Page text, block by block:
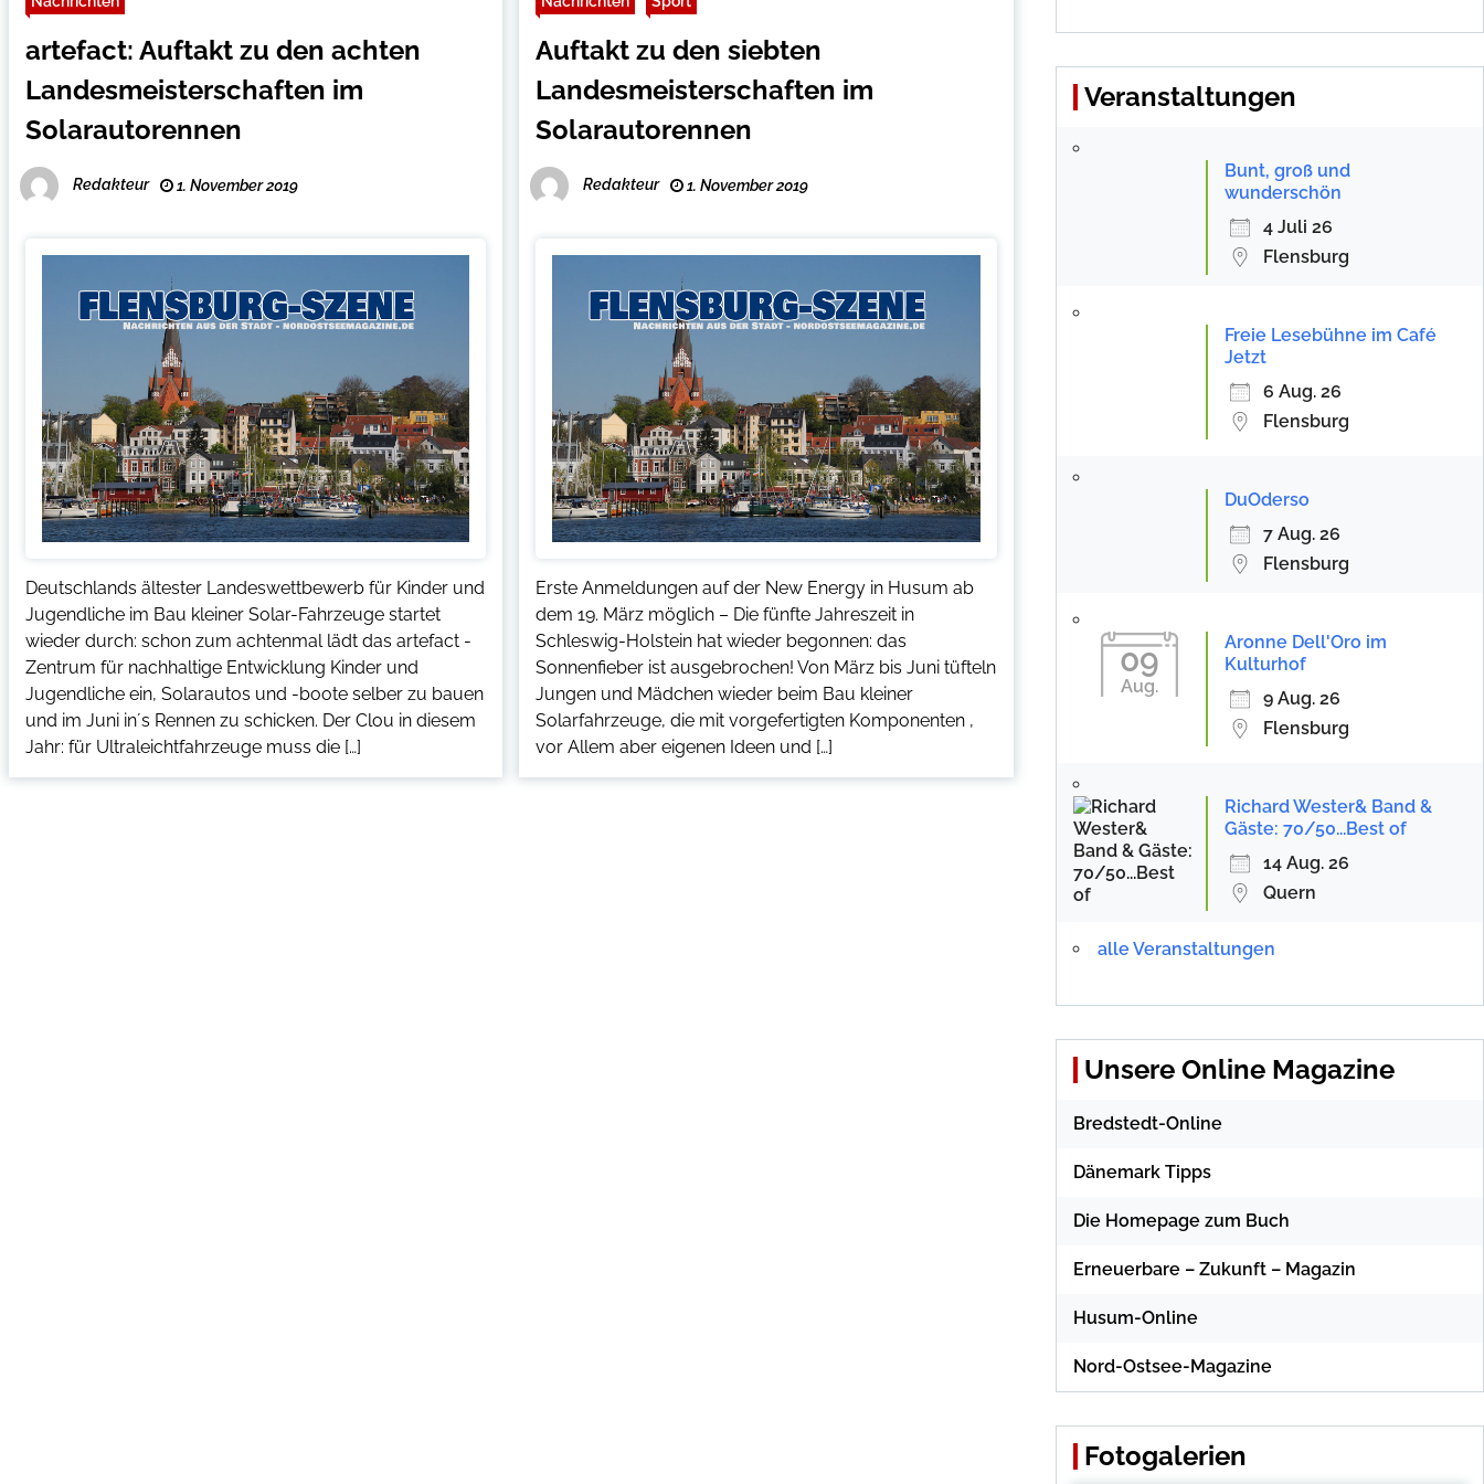
artefact: Auftakt zu den achten
Landesmeisterschaften im
Solarautorennen
Redakteur 1. November 2019
Deutschlands ältester Landeswettbewerb für Kinder und
Jugendliche im Bau kleiner Solar-Fahrzeuge startet
wieder durch: schon zum achtenmal lädt das artefact -
Zentrum für nachhaltige Entwicklung Kinder und
Jugendliche ein, Solarautos und -boote selber zu bauen
und im Juni in´s Rennen zu schicken. Der Clou in diesem
Jahr: für Ultraleichtfahrzeuge muss die […]
Auftakt zu den siebten
Landesmeisterschaften im
Solarautorennen
Redakteur 1. November 2019
Erste Anmeldungen auf der New Energy in Husum ab
dem 19. März möglich – Die fünfte Jahreszeit in
Schleswig-Holstein hat wieder begonnen: das
Sonnenfieber ist ausgebrochen! Von März bis Juni tüfteln
Jungen und Mädchen wieder beim Bau kleiner
Solarfahrzeuge, die mit vorgefertigten Komponenten ,
vor Allem aber eigenen Ideen und […]
Veranstaltungen
Bunt, groß und
wunderschön
4 Juli 26
Flensburg
Freie Lesebühne im Café
Jetzt
6 Aug. 26
Flensburg
DuOderso
7 Aug. 26
Flensburg
09
Aug.
Aronne Dell'Oro im
Kulturhof
9 Aug. 26
Flensburg
Richard Wester& Band &
Gäste: 70/50...Best of
14 Aug. 26
Quern
alle Veranstaltungen
Unsere Online Magazine
Bredstedt-Online
Dänemark Tipps
Die Homepage zum Buch
Erneuerbare – Zukunft – Magazin
Husum-Online
Nord-Ostsee-Magazine
Fotogalerien